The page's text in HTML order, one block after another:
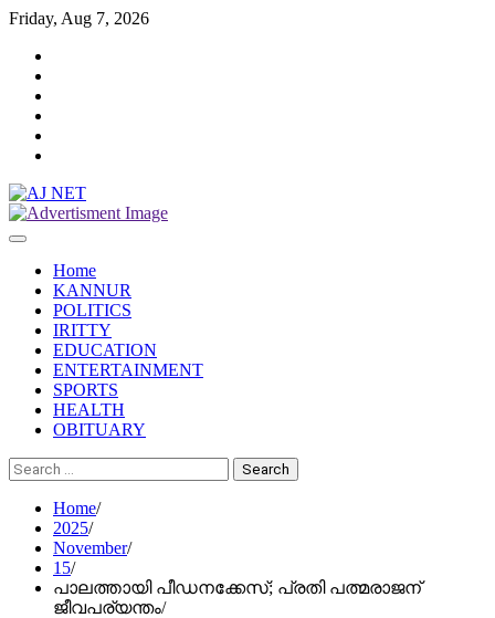
Skip
content
Friday, Aug 7, 2026
Home
KANNUR
POLITICS
IRITTY
EDUCATION
ENTERTAINMENT
SPORTS
HEALTH
OBITUARY
Search
for:
Home
2025
November
15
പാലത്തായി പീഡനക്കേസ്; പ്രതി പത്മരാജന്
ജീവപര്യന്തം